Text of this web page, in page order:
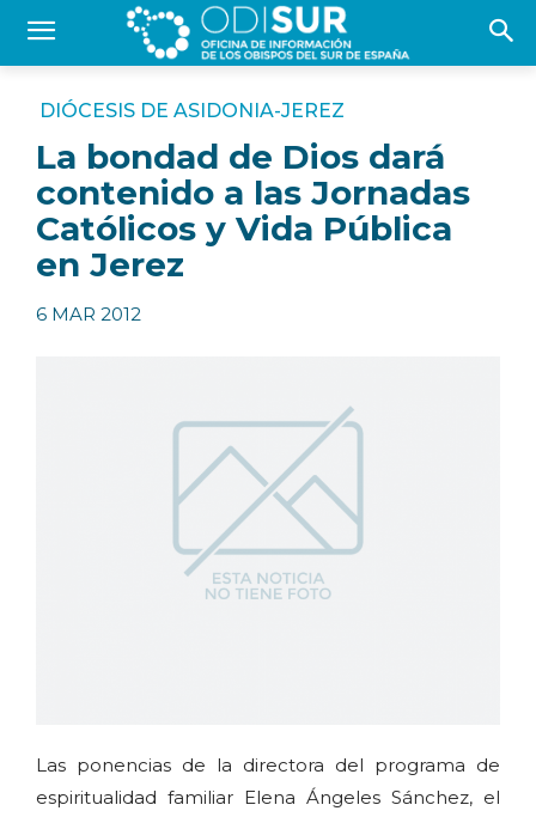
DIÓCESIS DE ASIDONIA-JEREZ
La bondad de Dios dará
contenido a las Jornadas
Católicos y Vida Pública
en Jerez
6 MAR 2012
Las ponencias de la directora del programa de
espiritualidad familiar Elena Ángeles Sánchez, el